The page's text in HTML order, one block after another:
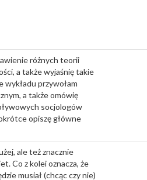
różnych teorii
a także wyjaśnię takie
wykładu przywołam
a także omówię
socjologów
opiszę główne
ale też znacznie
Co z kolei oznacza, że
musiał (chcąc czy nie)